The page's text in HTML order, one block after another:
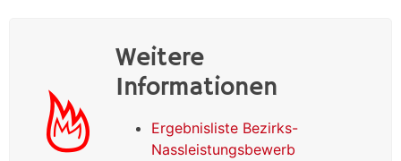
Weitere
Informationen
Ergebnisliste Bezirks-
Nassleistungsbewerb